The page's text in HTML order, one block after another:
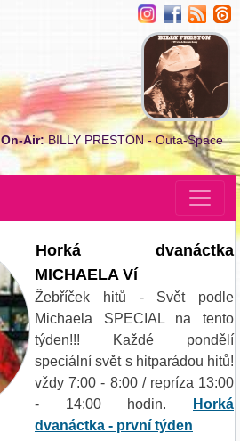
On-Air:BILLY PRESTON - Outa-Space
Horká dvanáctka
MICHAELA Ví
Žebříček hitů - Svět podle
Michaela SPECIAL na tento
týden!!! Každé pondělí
speciální svět s hitparádou hitů!
vždy 7:00 - 8:00 / repríza 13:00
- 14:00 hodin.
Horká
dvanáctka - první týden